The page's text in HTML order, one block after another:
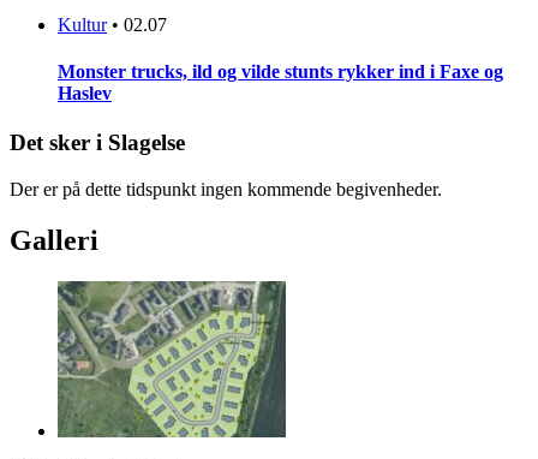
Kultur • 02.07
Monster trucks, ild og vilde stunts rykker ind i Faxe og
Haslev
Det sker i Slagelse
Der er på dette tidspunkt ingen kommende begivenheder.
Galleri